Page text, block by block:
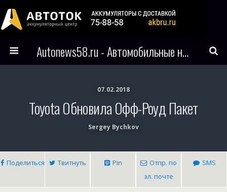
Autonews58.ru - Автомобильные новости Пензы и всего мира
07.02.2018
Toyota Обновила Офф-Роуд Пакет
Sergey Bychkov
Поделиться Твитнуть Pin
Отпр. по
эл. почте
SMS